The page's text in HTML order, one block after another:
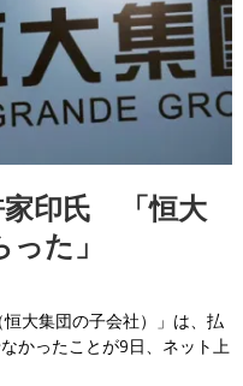
家印氏 「恒大
た」
大集団の子会社）」は、払
かったことが9日、ネット上